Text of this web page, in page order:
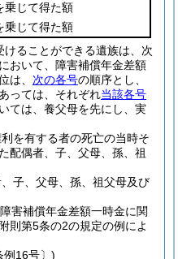
乗じて得た額
乗じて得た額
ることができる遺族は、次
おいて、障害補償年金差額
は、 次の各号の順序とし、
っては、それぞれ当該各号
ては、養父母を先にし、実
を有する者の死亡の当時そ
配偶者、子、父母、孫、祖
子、父母、孫、祖父母及び
害補償年金差額一時金に関
則第5条の2の規定の例によ
例16号〕)